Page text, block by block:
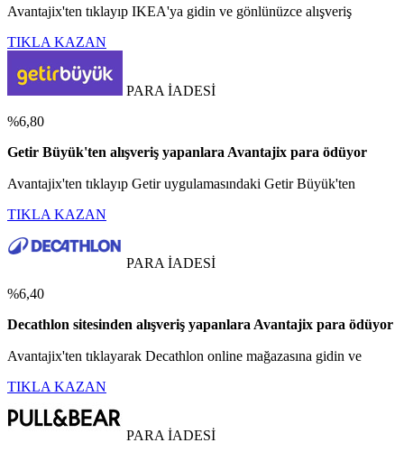
Avantajix'ten tıklayıp IKEA'ya gidin ve gönlünüzce alışveriş
TIKLA KAZAN
PARA İADESİ
%6,80
Getir Büyük'ten alışveriş yapanlara Avantajix para ödüyor
Avantajix'ten tıklayıp Getir uygulamasındaki Getir Büyük'ten
TIKLA KAZAN
PARA İADESİ
%6,40
Decathlon sitesinden alışveriş yapanlara Avantajix para ödüyor
Avantajix'ten tıklayarak Decathlon online mağazasına gidin ve
TIKLA KAZAN
PARA İADESİ